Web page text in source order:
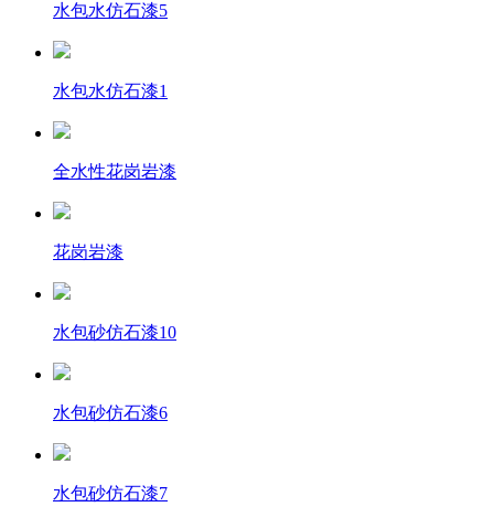
水包水仿石漆5
水包水仿石漆1
全水性花岗岩漆
花岗岩漆
水包砂仿石漆10
水包砂仿石漆6
水包砂仿石漆7